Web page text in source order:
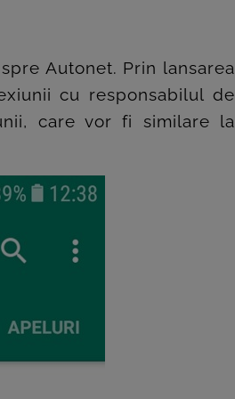
Autonet. Prin lansarea
cu responsabilul de
care vor fi similare la